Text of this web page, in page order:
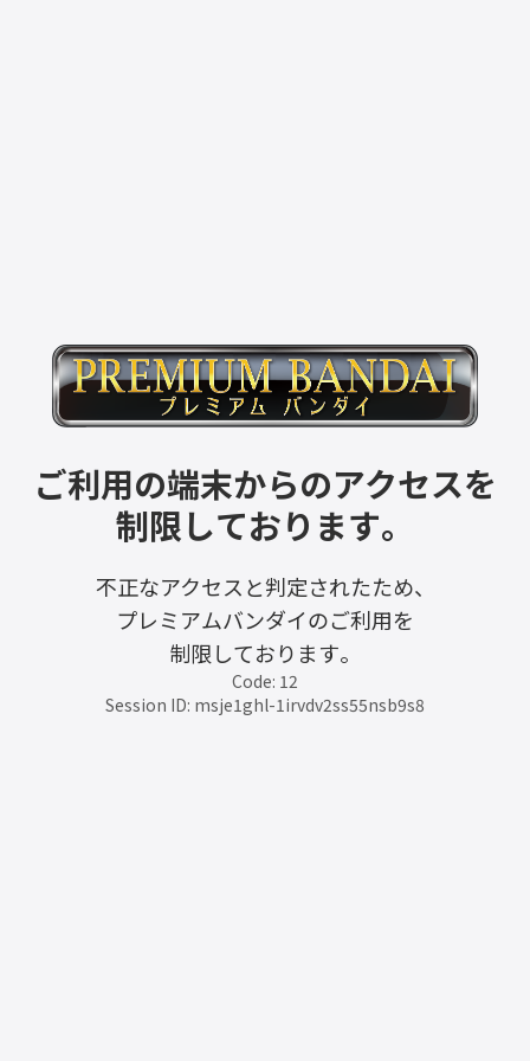
ご利用の端末からのアクセスを
制限しております。
不正なアクセスと判定されたため、
プレミアムバンダイのご利用を
制限しております。
Code: 12
Session ID: msje1ghl-1irvdv2ss55nsb9s8